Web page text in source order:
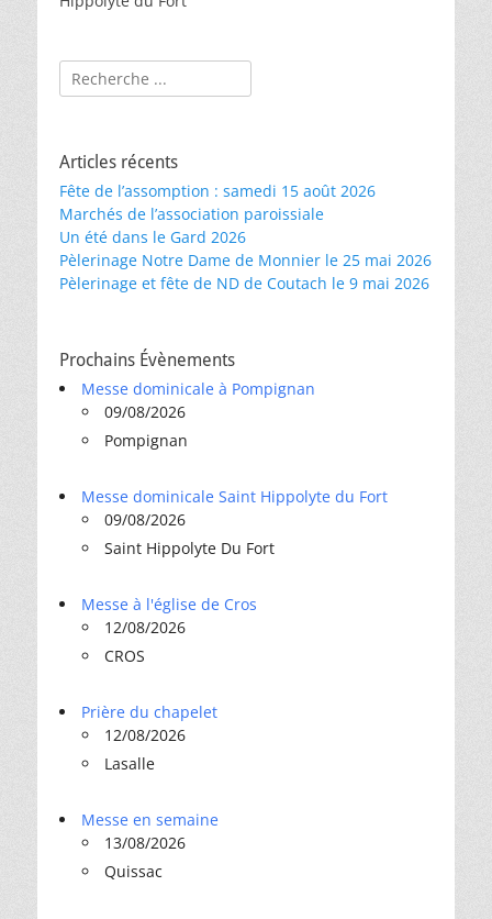
Rechercher :
Articles récents
Fête de l’assomption : samedi 15 août 2026
Marchés de l’association paroissiale
Un été dans le Gard 2026
Pèlerinage Notre Dame de Monnier le 25 mai 2026
Pèlerinage et fête de ND de Coutach le 9 mai 2026
Prochains Évènements
Messe dominicale à Pompignan
09/08/2026
Pompignan
Messe dominicale Saint Hippolyte du Fort
09/08/2026
Saint Hippolyte Du Fort
Messe à l'église de Cros
12/08/2026
CROS
Prière du chapelet
12/08/2026
Lasalle
Messe en semaine
13/08/2026
Quissac